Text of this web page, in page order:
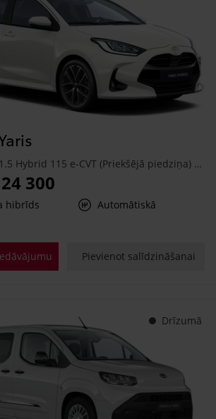
Active Plus 1.5 Hybrid 115 e-CVT (Priekšējā piedziņa) (68 kW)
300
hibrīds
Automātiskā
Pievienot salīdzināšanai
Drīzumā